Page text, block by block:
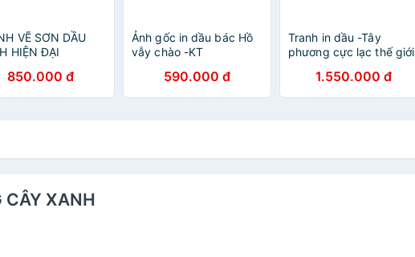
VẼ SƠN DẦU
HIỆN ĐẠI
850.000 đ
Ảnh gốc in dầu bác Hồ
vẫy chào -KT
590.000 đ
Tranh in dầu -Tây
phương cực lạc thế giới
1.550.000 đ
CÂY XANH